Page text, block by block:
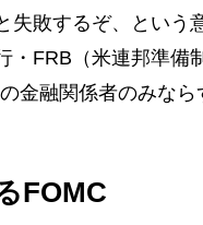
敗するぞ、という
FRB（米連邦準備
金融関係者のみなら
FOMC